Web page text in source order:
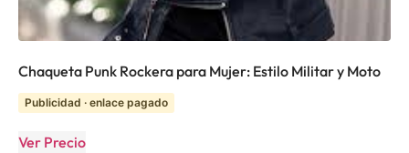
Chaqueta Punk Rockera para Mujer: Estilo Militar y Moto
Publicidad · enlace pagado
Ver Precio